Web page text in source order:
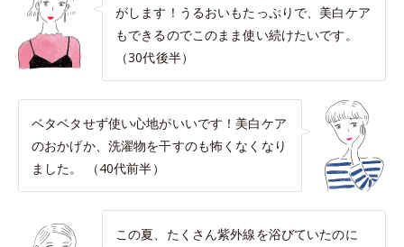
がします！うるおいもたっぷりで、美白ケア
もできるのでこのまま使い続けたいです。
（30代後半）
ベタベタせず使い心地がいいです！美白ケア
のおかげか、洗濯物を干すのも怖くなくなり
ました。 （40代前半）
この夏、たくさん紫外線を浴びていたのに